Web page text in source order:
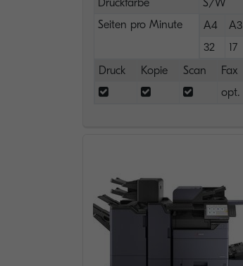
Druckfarbe
S/W
Seiten pro Minute
A4
A3
32
17
Druck
Kopie Scan
Fax
opt.